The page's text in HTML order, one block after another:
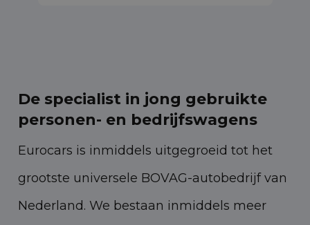
De specialist in jong gebruikte
personen- en bedrijfswagens
Eurocars is inmiddels uitgegroeid tot het
grootste universele BOVAG-autobedrijf van
Nederland. We bestaan inmiddels meer